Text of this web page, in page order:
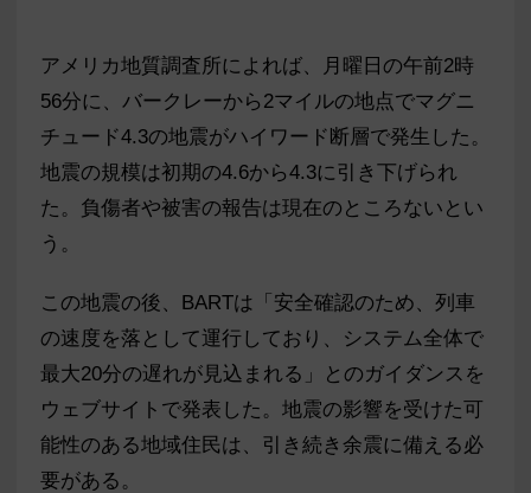
アメリカ地質調査所によれば、月曜日の午前2時
56分に、バークレーから2マイルの地点でマグニ
チュード4.3の地震がハイワード断層で発生した。
地震の規模は初期の4.6から4.3に引き下げられ
た。負傷者や被害の報告は現在のところないとい
う。
この地震の後、BARTは「安全確認のため、列車
の速度を落として運行しており、システム全体で
最大20分の遅れが見込まれる」とのガイダンスを
ウェブサイトで発表した。地震の影響を受けた可
能性のある地域住民は、引き続き余震に備える必
要がある。